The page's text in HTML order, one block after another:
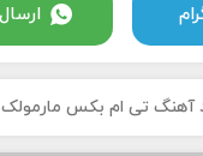
آهنگ تی ام بکس مارمولک